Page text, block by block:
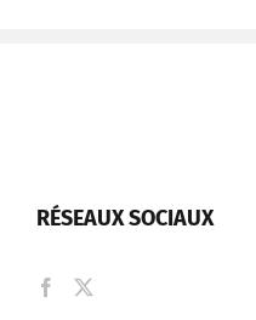
RÉSEAUX SOCIAUX